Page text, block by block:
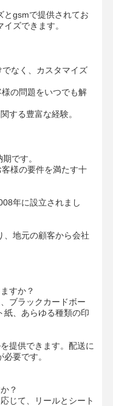
わせ
とgsmで提供されてお
ズできます。
なく、カスタマイズ
の問題をいつでも解
する豊富な経験。
です。
様の要件を満たす十
年に設立されまし
、地元の顧客から会社
すか？
ブラックカードボー
紙、あらゆる種類の印
提供できます。配送に
要です。
？
じて、リールとシート